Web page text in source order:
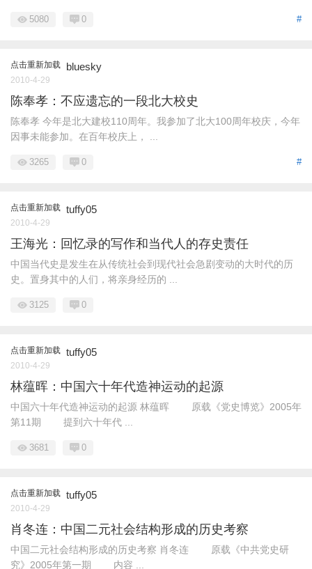
#
5080 0
点击重新加载 bluesky
2010-4-29
陈奉孝：不应遗忘的一段北大校史
陈奉孝 今年是北大建校110周年。我参加了北大100周年校庆，今年
因事未能参加。在百年校庆上， ...
#
3265 0
点击重新加载 tuffy05
2010-4-29
王海光：回忆录的写作和当代人的存史责任
中国当代史是发生在从传统社会到现代社会急剧变动的大时代的历
史。置身其中的人们，将亲身经历的 ...
3125 0
点击重新加载 tuffy05
2010-4-29
林蕴晖：中国六十年代造神运动的起源
中国六十年代造神运动的起源 林蕴晖 原载《党史博览》2005年
第11期 提到六十年代 ...
3681 0
点击重新加载 tuffy05
2010-4-29
肖冬连：中国二元社会结构形成的历史考察
中国二元社会结构形成的历史考察 肖冬连 原载《中共党史研
究》2005年第一期 内容 ...